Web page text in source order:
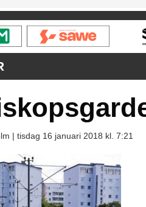
| tisdag 16 januari 2018 kl. 7:21